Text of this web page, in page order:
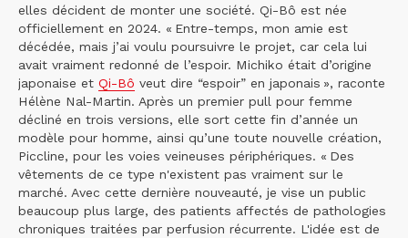
elles décident de monter une société. Qi-Bô est née
officiellement en 2024. « Entre-temps, mon amie est
décédée, mais j’ai voulu poursuivre le projet, car cela lui
avait vraiment redonné de l’espoir. Michiko était d’origine
japonaise et Qi-Bô veut dire “espoir” en japonais », raconte
Hélène Nal-Martin. Après un premier pull pour femme
décliné en trois versions, elle sort cette fin d’année un
modèle pour homme, ainsi qu’une toute nouvelle création,
Piccline, pour les voies veineuses périphériques. « Des
vêtements de ce type n'existent pas vraiment sur le
marché. Avec cette dernière nouveauté, je vise un public
beaucoup plus large, des patients affectés de pathologies
chroniques traitées par perfusion récurrente. L'idée est de